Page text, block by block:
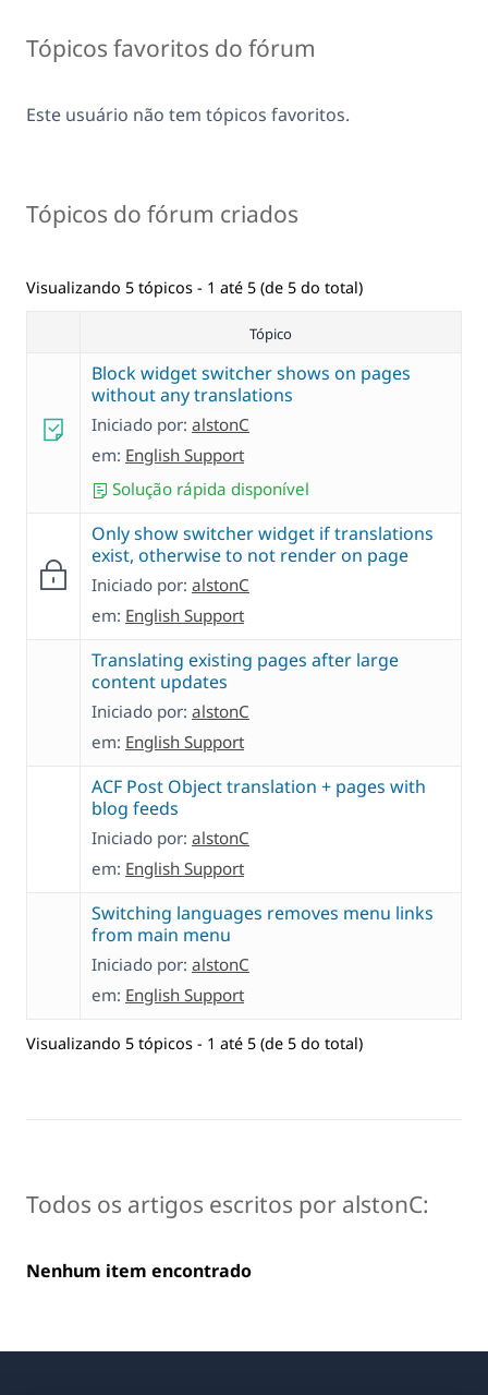
Tópicos favoritos do fórum
Este usuário não tem tópicos favoritos.
Tópicos do fórum criados
Visualizando 5 tópicos - 1 até 5 (de 5 do total)
Tópico
Block widget switcher shows on pages
without any translations
Iniciado por: alstonC
em: English Support
Solução rápida disponível
Only show switcher widget if translations
exist, otherwise to not render on page
Iniciado por: alstonC
em: English Support
Translating existing pages after large
content updates
Iniciado por: alstonC
em: English Support
ACF Post Object translation + pages with
blog feeds
Iniciado por: alstonC
em: English Support
Switching languages removes menu links
from main menu
Iniciado por: alstonC
em: English Support
Visualizando 5 tópicos - 1 até 5 (de 5 do total)
Todos os artigos escritos por alstonC:
Nenhum item encontrado